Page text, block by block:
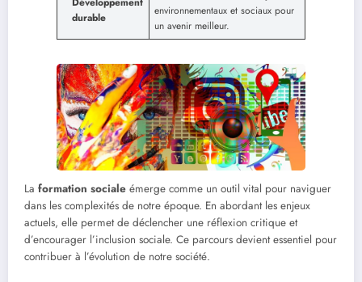
durable
environnementaux et sociaux pour
un avenir meilleur.
La formation sociale émerge comme un outil vital pour naviguer
dans les complexités de notre époque. En abordant les enjeux
actuels, elle permet de déclencher une réflexion critique et
d’encourager l’inclusion sociale. Ce parcours devient essentiel pour
contribuer à l’évolution de notre société.